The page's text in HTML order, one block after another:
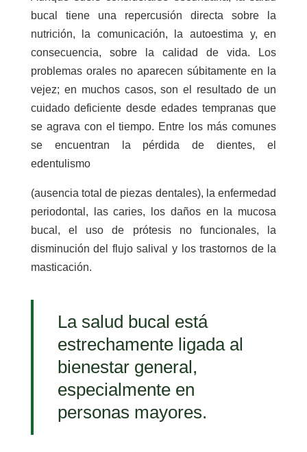
bucal tiene una repercusión directa sobre la
nutrición, la comunicación, la autoestima y, en
consecuencia, sobre la calidad de vida. Los
problemas orales no aparecen súbitamente en la
vejez; en muchos casos, son el resultado de un
cuidado deficiente desde edades tempranas que
se agrava con el tiempo. Entre los más comunes
se encuentran la pérdida de dientes, el
edentulismo
(ausencia total de piezas dentales), la enfermedad
periodontal, las caries, los daños en la mucosa
bucal, el uso de prótesis no funcionales, la
disminución del flujo salival y los trastornos de la
masticación.
La salud bucal está
estrechamente ligada al
bienestar general,
especialmente en
personas mayores.